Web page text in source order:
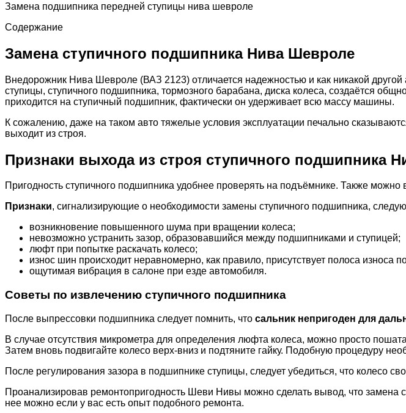
Замена подшипника передней ступицы нива шевроле
Содержание
Замена ступичного подшипника Нива Шевроле
Внедорожник Нива Шевроле (ВАЗ 2123) отличается надежностью и как никакой
ступицы, ступичного подшипника, тормозного барабана, диска колеса, создаётся
приходится на ступичный подшипник, фактически он удерживает всю массу машины.
К сожалению, даже на таком авто тяжелые условия эксплуатации печально
выходит из строя.
Признаки выхода из строя ступичного подшипника
Пригодность ступичного подшипника удобнее проверять на подъёмнике. Также
Признаки, сигнализирующие о необходимости замены ступичного подшипника,
возникновение повышенного шума при вращении колеса;
невозможно устранить зазор, образовавшийся между подшипниками и ступицей;
люфт при попытке раскачать колесо;
износ шин происходит неравномерно, как правило, присутствует полоса износа
ощутимая вибрация в салоне при езде автомобиля.
Советы по извлечению ступичного подшипника
После выпрессовки подшипника следует помнить, что сальник непригоден для
В случае отсутствия микрометра для определения люфта колеса, можно просто
Затем вновь подвигайте колесо верх-вниз и подтяните гайку. Подобную процедуру
После регулирования зазора в подшипнике ступицы, следует убедиться, что колесо
Проанализировав ремонтопригодность Шеви Нивы можно сделать вывод, что замена
нее можно если у вас есть опыт подобного ремонта.